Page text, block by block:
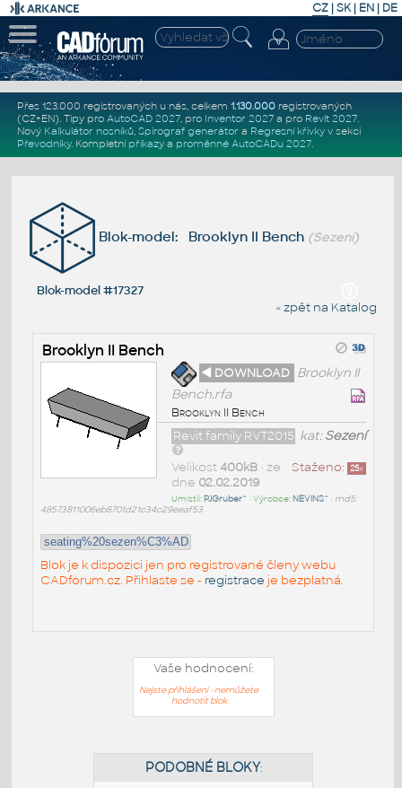
CZ | SK| EN | DE
Přes 123.000 registrovaných u nás, celkem 1.130.000registrovaných
(CZ+EN). Tipy pro AutoCAD 2027, pro Inventor 2027a pro Revit 2027.
Nový Kalkulátor nosníků, Spirograf generátor a Regresní křivkyv sekci
Převodníky. Kompletní příkazya proměnné AutoCADu 2027.
Blok-model: Brooklyn II Bench (Sezení)
Blok-model #17327
« zpět na Katalog
Brooklyn II Bench
◄ DOWNLOAD Brooklyn II
Bench.rfa
Brooklyn II Bench
kat:Sezení
Revit family RVT2015
Staženo: 25x
Velikost 400kB• ze
dne 02.02.2019
Umístil: PJGruber^ • Výrobce: NEVINS^ • md5:
48573811006eb8701d21c34c29eeaf53
seating%20sezen%C3%AD
Blok je k dispozici jen pro registrované členy webu
CADforum.cz. Přihlaste se - registrace je bezplatná.
Vaše hodnocení:
Nejste přihlášeni - nemůžete
hodnotit blok